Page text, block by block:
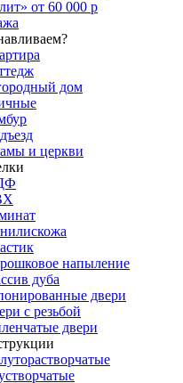
от 60 000 р
дом
и церкви
напыление
дуба
двери
с резьбой
двери